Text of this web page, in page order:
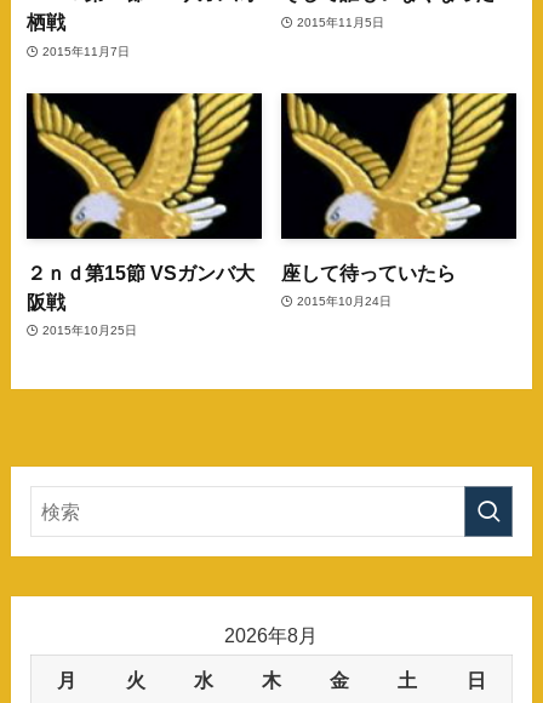
栖戦
2015年11月7日
2015年11月5日
２ｎｄ第15節 VSガンバ大
阪戦
2015年10月25日
座して待っていたら
2015年10月24日
2026年8月
月 火 水 木 金 土 日